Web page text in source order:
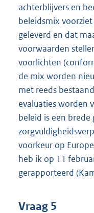
achterblijvers en
beleidsmix
geleverd en dat
voorwaarden
voorlichten
de mix worden
met reeds
evaluaties worden
beleid is een brede
voorkeur op
heb ik op 11
gerapporteerd
Vraag 5